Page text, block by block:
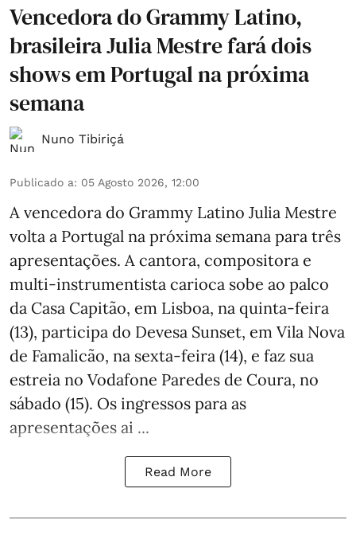
Vencedora do Grammy Latino,
brasileira Julia Mestre fará dois
shows em Portugal na próxima
semana
Nuno Tibiriçá
Publicado a: 05 Agosto 2026, 12:00
A vencedora do Grammy Latino Julia Mestre
volta a Portugal na próxima semana para três
apresentações. A cantora, compositora e
multi-instrumentista carioca sobe ao palco
da Casa Capitão, em Lisboa, na quinta-feira
(13), participa do Devesa Sunset, em Vila Nova
de Famalicão, na sexta-feira (14), e faz sua
estreia no Vodafone Paredes de Coura, no
sábado (15). Os ingressos para as
apresentações ai ...
Read More